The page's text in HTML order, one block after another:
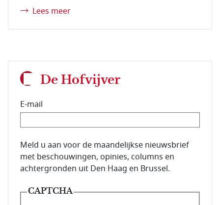
Lees meer
De Hofvijver
E-mail
E-mailadres van de abonnee.
Meld u aan voor de maandelijkse nieuwsbrief
met beschouwingen, opinies, columns en
achtergronden uit Den Haag en Brussel.
CAPTCHA